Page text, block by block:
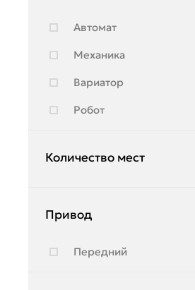
Lifan
Автомат
Механика
Вариатор
Робот
Количество мест
Привод
Передний